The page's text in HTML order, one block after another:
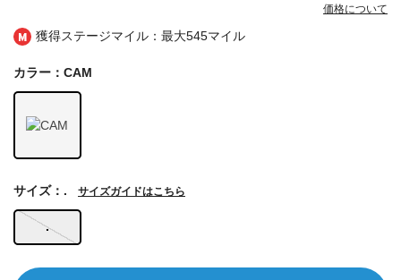
獲得ステージマイル：最大545マイル
価格について
カラー：CAM
.
サイズ：. サイズガイドはこちら